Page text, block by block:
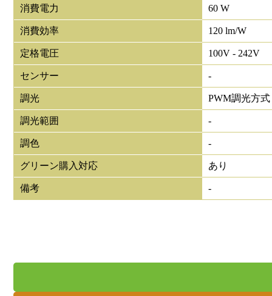
消費電力 60 W
消費効率 120 lm/W
定格電圧 100V - 242V
センサー -
調光 PWM調光方式
調光範囲 -
調色 -
グリーン購入対応 あり
備考 -